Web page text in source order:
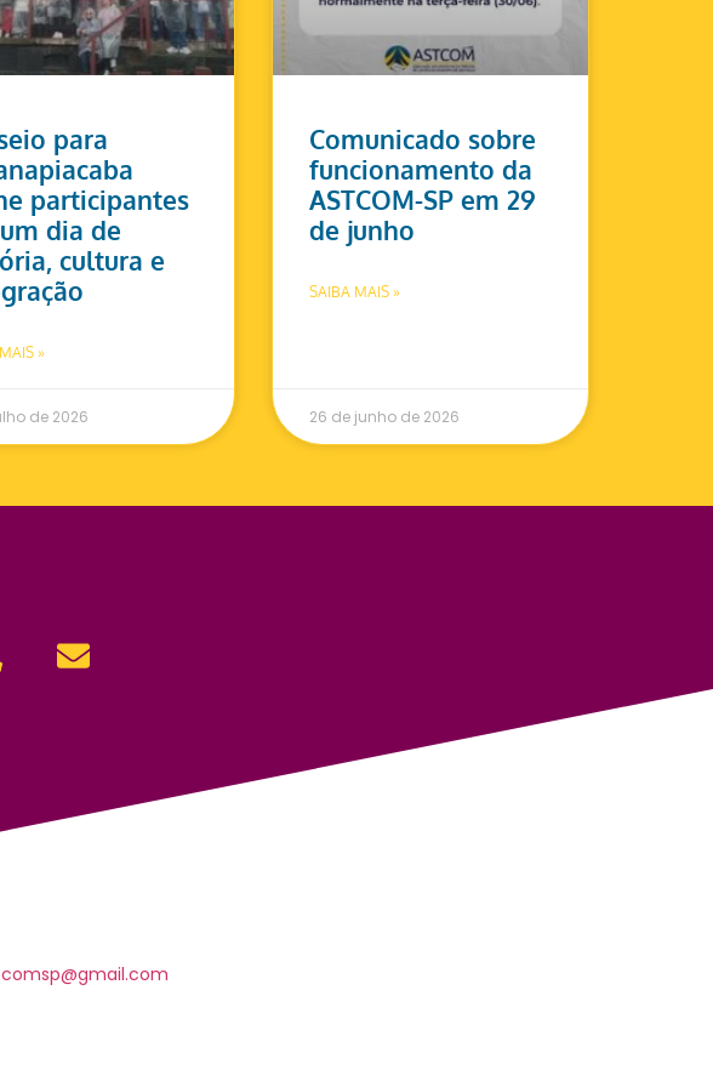
para
participantes
dia de
cultura e
»
de 2026
Comunicado sobre
funcionamento da
ASTCOM-SP em 29
de junho
SAIBA MAIS »
26 de junho de 2026